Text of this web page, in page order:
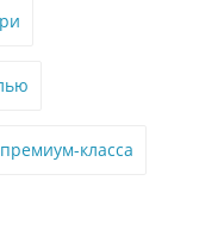
класса